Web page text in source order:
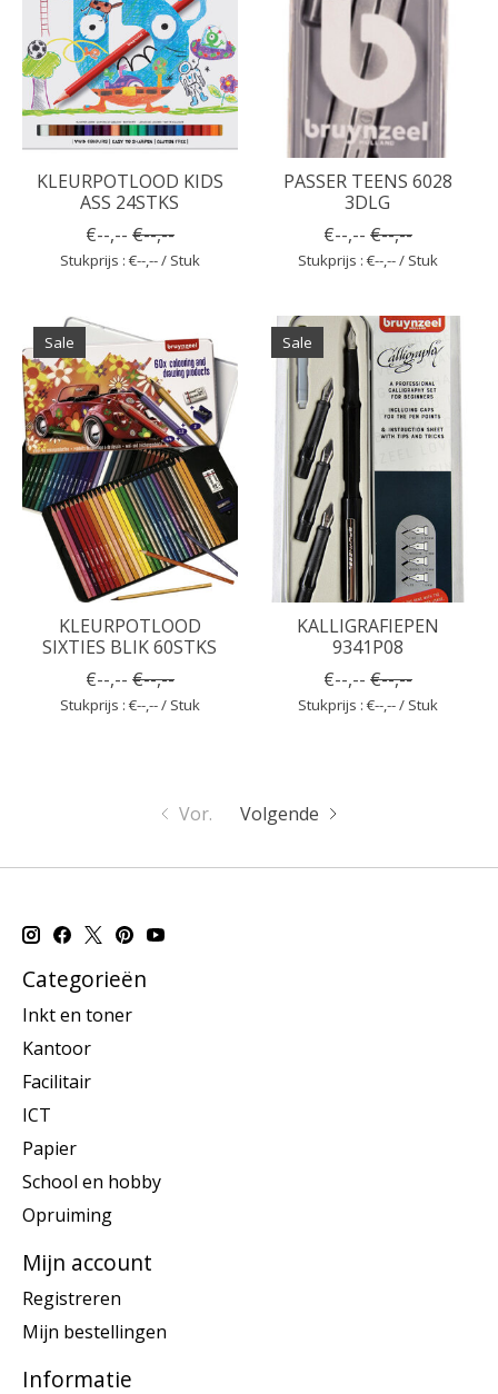
KLEURPOTLOOD KIDS
ASS 24STKS
€--,-- €--,--
Stukprijs : €--,-- / Stuk
PASSER TEENS 6028
3DLG
€--,-- €--,--
Stukprijs : €--,-- / Stuk
Sale
KLEURPOTLOOD
SIXTIES BLIK 60STKS
€--,-- €--,--
Stukprijs : €--,-- / Stuk
Sale
KALLIGRAFIEPEN
9341P08
€--,-- €--,--
Stukprijs : €--,-- / Stuk
Vor. Volgende
Categorieën
Inkt en toner
Kantoor
Facilitair
ICT
Papier
School en hobby
Opruiming
Mijn account
Registreren
Mijn bestellingen
Informatie